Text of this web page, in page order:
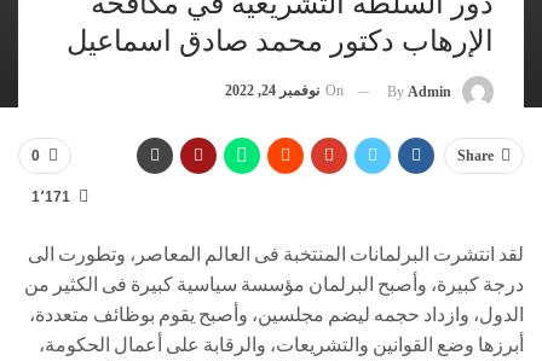
الإرهاب دكتور محمد صادق اسماعيل
By Admin
On نوفمبر 24, 2022
Share
0
1٬171
لقد انتشرت البرلمانات المنتخبة فى العالم المعاصر، وتطورت الى
درجة كبيرة، وأصبح البرلمان مؤسسة سياسية كبيرة فى الكثير من
الدول، وازداد حجمه ليضم مجلسين، وأصبح يقوم بوظائف متعددة،
أبرزها وضع القوانين والتشريعات، والرقابة على أعمال الحكومة،